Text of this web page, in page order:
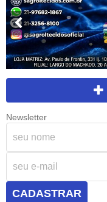
Newsletter
CADASTRAR